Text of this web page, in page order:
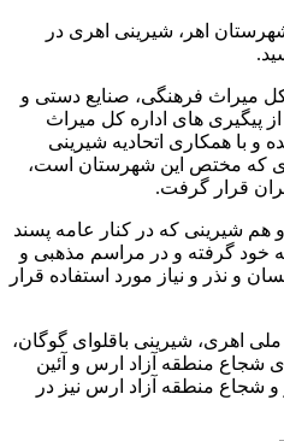
اهر، شیرینی اهری در
میراث فرهنگی، صنایع دستی و
پیگیری های اداره کل میراث
و با همکاری اتحادیه شیرینی
که مختص این شهرستان است،
قرار گرفت.
شیرینی که در کنار عامه پسند
خود گرفته و در مراسم مذهبی و
و نذر و نیاز مورد استفاده قرار
اهری، شیرینی باقلوای گوگان،
شجاع منطقه آزاد ارس و آئین
شجاع منطقه آزاد ارس نیز در